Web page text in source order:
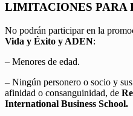
LIMITACIONES PARA
No podrán participar en la
Vida y Éxito y ADEN:
– Menores de edad.
– Ningún personero o socio y
afinidad o consanguinidad, de
International Business School.